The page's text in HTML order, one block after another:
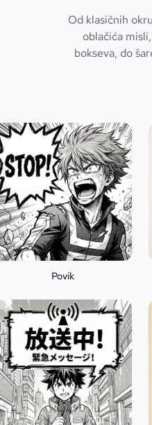
Od klasičnih
oblačića
bokseva, do
Povik